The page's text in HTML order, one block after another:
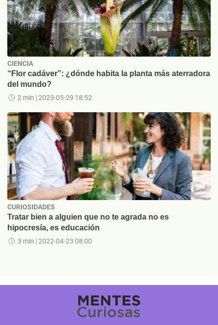
CIENCIA
“Flor cadáver”: ¿dónde habita la planta más aterradora
del mundo?
2 min | 2023-05-29 18:52
CURIOSIDADES
Tratar bien a alguien que no te agrada no es
hipocresía, es educación
3 min | 2022-04-23 08:00